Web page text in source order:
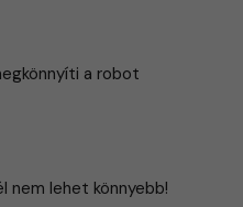
a robot
nem lehet könnyebb!